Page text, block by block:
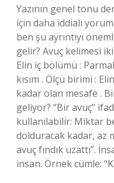
Yazının genel tonu
için daha iddialı
ben şu ayrıntıyı
gelir? Avuç kelimesi
Elin iç bölümü :
kısım . Ölçü birimi :
kadar olan mesafe .
geliyor? “Bir avuç”
kullanılabilir: Miktar
dolduracak kadar, az
avuç fındık uzattı”.
insan. Örnek cümle: